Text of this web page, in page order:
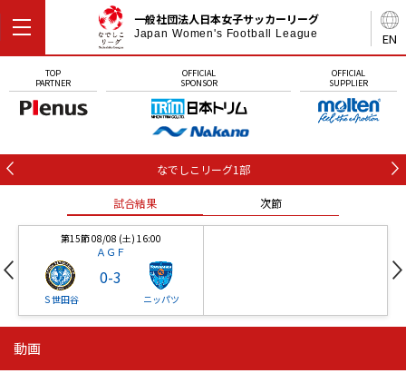
EN
一般社団法人日本女子サッカーリーグ
Japan Women's Football League
TOP
PARTNER
OFFICIAL
SPONSOR
OFFICIAL
SUPPLIER
なでしこリーグ1部
試合結果 次節
第15節 08/08 (土) 16:00
ＡＧＦ
Ｓ世田谷
0-3
ニッパツ
ニッパツ 石人の星
動画